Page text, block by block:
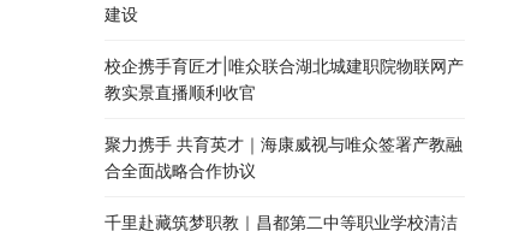
建设
校企携手育匠才|唯众联合湖北城建职院物联网产
教实景直播顺利收官
聚力携手 共育英才｜海康威视与唯众签署产教融
合全面战略合作协议
千里赴藏筑梦职教｜昌都第二中等职业学校清洁